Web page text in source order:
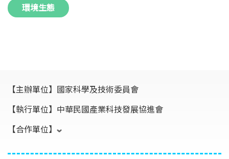
環境生態
【主辦單位】 國家科學及技術委員會
【執行單位】 中華民國產業科技發展協進會
【合作單位】